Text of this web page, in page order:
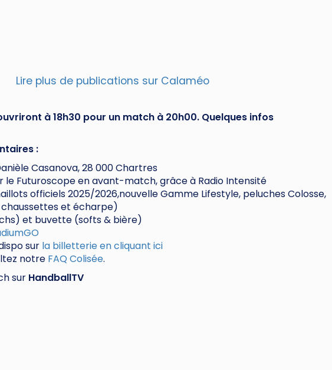
Lire plus de publications sur Calaméo
à 18h30 pour un match à 20h00. Quelques infos
:
Casanova, 28 000 Chartres
le Futuroscope en avant-match, grâce à Radio Intensité
officiels 2025/2026,nouvelle Gamme Lifestyle, peluches Colosse,
et écharpe)
et buvette (softs & bière)
sur la billetterie en cliquant ici
notre FAQ Colisée.
sur HandballTV